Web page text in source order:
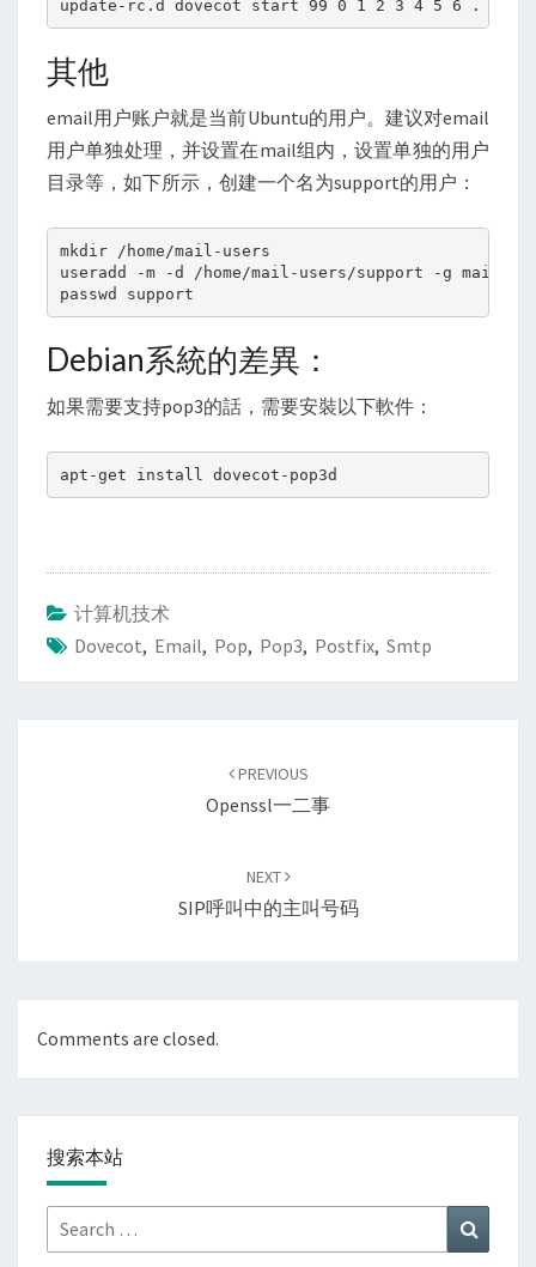
update-rc.d dovecot start 99 0 1 2 3 4 5 6 .
其他
email用户账户就是当前Ubuntu的用户。建议对email
用户单独处理，并设置在mail组内，设置单独的用户
目录等，如下所示，创建一个名为support的用户：
mkdir /home/mail-users
useradd -m -d /home/mail-users/support -g mail
passwd support
Debian系統的差異：
如果需要支持pop3的話，需要安裝以下軟件：
apt-get install dovecot-pop3d
计算机技术
Dovecot, Email, Pop, Pop3, Postfix, Smtp
PREVIOUS
Openssl一二事
NEXT
SIP呼叫中的主叫号码
Comments are closed.
搜索本站
Search
for: